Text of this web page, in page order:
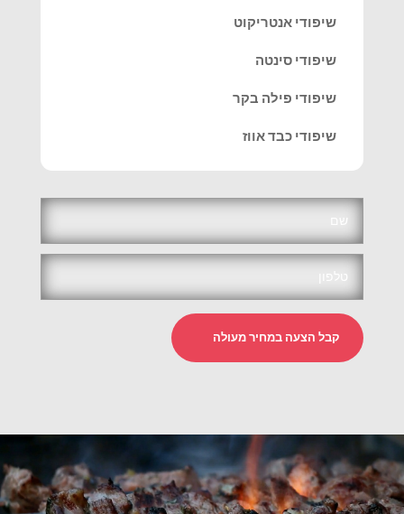
שיפודי אנטריקוט
שיפודי סינטה
שיפודי פילה בקר
שיפודי כבד אווז
קבל הצעה במחיר מעולה